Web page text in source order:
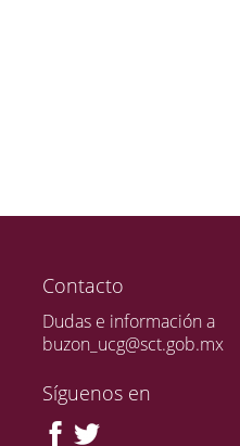
Contacto
Dudas e información a
buzon_ucg@sct.gob.mx
Síguenos en